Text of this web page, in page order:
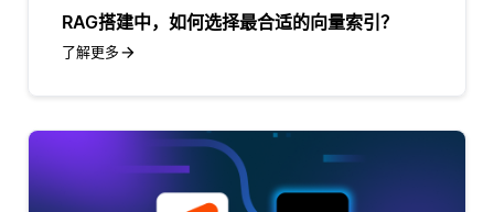
RAG搭建中，如何选择最合适的向量索引？
了解更多